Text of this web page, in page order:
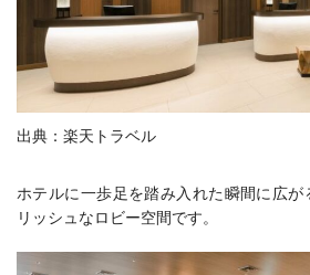
出典：楽天トラベル
ホテルに一歩足を踏み入れた瞬間に広が
リッシュなロビー空間です。